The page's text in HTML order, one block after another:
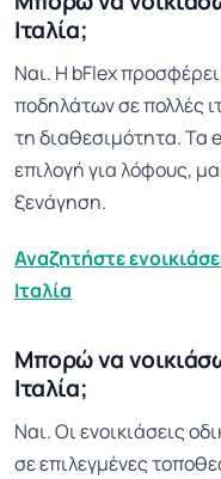
Ιταλία;
Ναι. Η bFlex προσφέρει
ποδηλάτων σε πολλές
τη διαθεσιμότητα. Τα
επιλογή για λόφους,
ξενάγηση.
Αναζητήστε
Ιταλία
Μπορώ να
Ιταλία;
Ναι. Οι ενοικιάσεις
σε επιλεγμένες